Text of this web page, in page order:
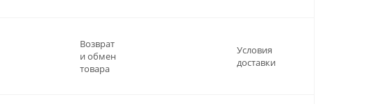
Возврат
и обмен
товара
Условия
доставки